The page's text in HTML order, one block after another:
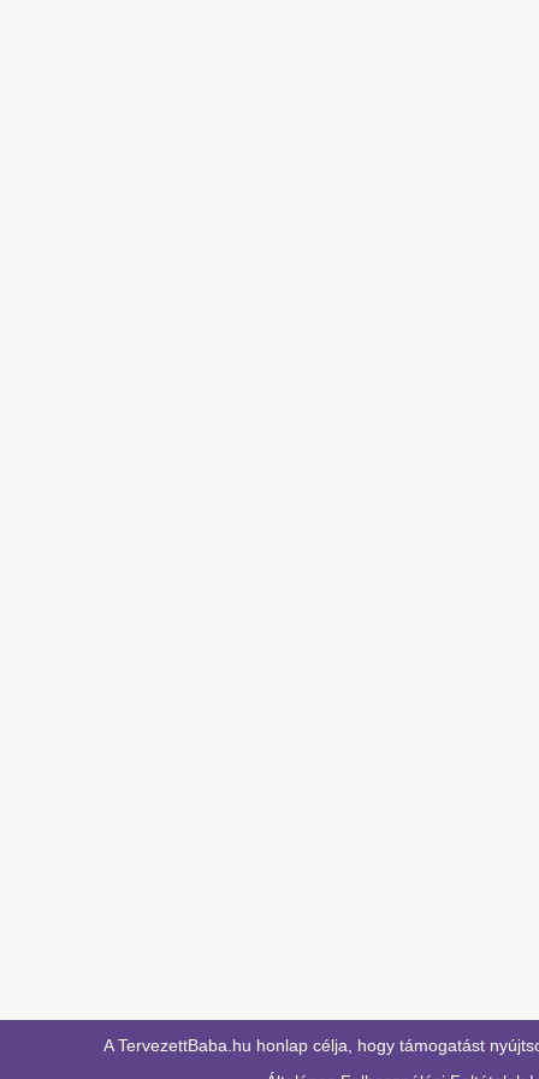
A TervezettBaba.hu honlap célja, hogy támogatást